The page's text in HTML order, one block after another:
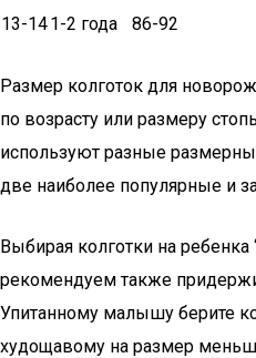
13-141-2 года 86-92
Размер колготок для
по возрасту или размеру
используют разные
две наиболее популярные и
Выбирая колготки на ребенка
рекомендуем также
Упитанному малышу берите
худощавому на размер